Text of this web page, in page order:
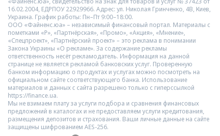
16.02.2004, ЕДРПОУ 22929966. Адрес: ул. Николая Гринченко, 4В, Киев,
Украина. График работы: Пн–Пт 9:00–18:00.
ООО «Файненс.юа» – независимый финансовый портал. Материалы с
пометками «Р», «Партнёрская», «Промо», «Акция», «Мнение»,
«Спецпроект», «Партнёрский проект» – это реклама в понимании
Закона Украины «О рекламе». За содержание рекламы
ответственность несёт рекламодатель. Информация на данной
странице не является рекламой банковских услуг. Проверенную
банком информацию о продуктах и услугах можно посмотреть на
официальном сайте соответствующего банка. Использование
материалов и данных с сайта разрешено только с гиперссылкой
https://finance.ua.
Мы не взимаем плату за услуги подбора и сравнения финансовых
предложений в каталогах и не предоставляем услуги кредитования,
размещения депозитов и страхования. Ваши личные данные на сайте
защищены шифрованием AES-256.